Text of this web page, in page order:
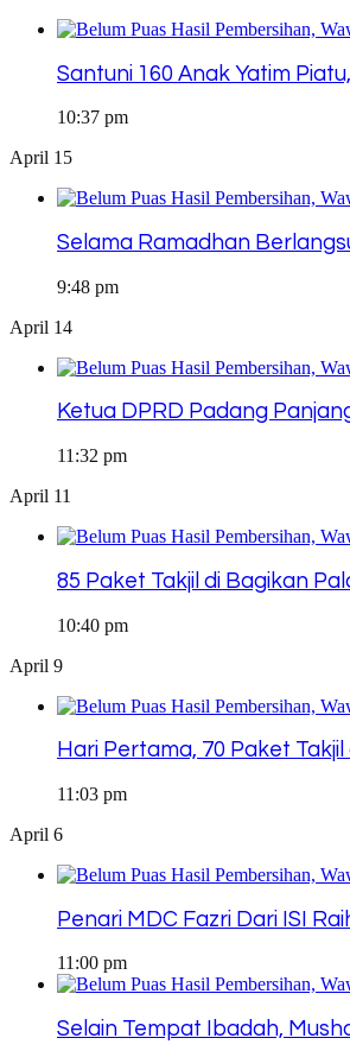
Santuni 160 Anak Yatim
10:37 pm
April 15
Selama Ramadhan
9:48 pm
April 14
Ketua DPRD Padang
11:32 pm
April 11
85 Paket Takjil di Bagikan
10:40 pm
April 9
Hari Pertama, 70 Paket
11:03 pm
April 6
Penari MDC Fazri Dari ISI
11:00 pm
Selain Tempat Ibadah,